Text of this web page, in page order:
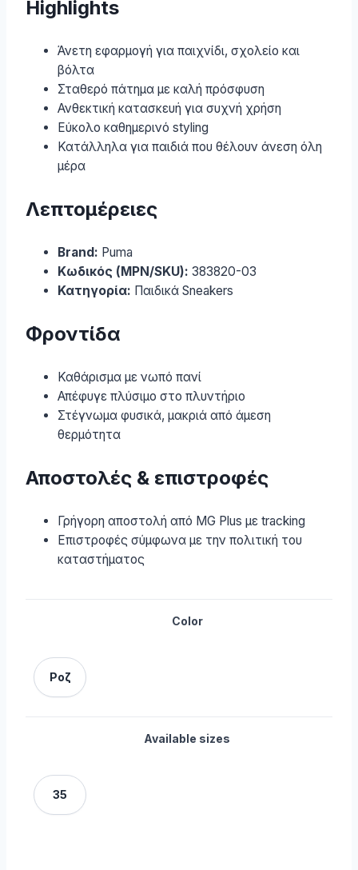
Highlights
Άνετη εφαρμογή για παιχνίδι, σχολείο και
βόλτα
Σταθερό πάτημα με καλή πρόσφυση
Ανθεκτική κατασκευή για συχνή χρήση
Εύκολο καθημερινό styling
Κατάλληλα για παιδιά που θέλουν άνεση όλη
μέρα
Λεπτομέρειες
Brand: Puma
Κωδικός (MPN/SKU): 383820-03
Κατηγορία: Παιδικά Sneakers
Φροντίδα
Καθάρισμα με νωπό πανί
Απέφυγε πλύσιμο στο πλυντήριο
Στέγνωμα φυσικά, μακριά από άμεση
θερμότητα
Αποστολές & επιστροφές
Γρήγορη αποστολή από MG Plus με tracking
Επιστροφές σύμφωνα με την πολιτική του
καταστήματος
Color
Ροζ
Available sizes
35